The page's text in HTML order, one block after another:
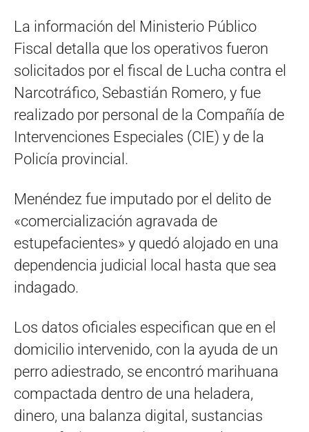
La información del Ministerio Público
Fiscal detalla que los operativos fueron
solicitados por el fiscal de Lucha contra el
Narcotráfico, Sebastián Romero, y fue
realizado por personal de la Compañía de
Intervenciones Especiales (CIE) y de la
Policía provincial.
Menéndez fue imputado por el delito de
«comercialización agravada de
estupefacientes» y quedó alojado en una
dependencia judicial local hasta que sea
indagado.
Los datos oficiales especifican que en el
domicilio intervenido, con la ayuda de un
perro adiestrado, se encontró marihuana
compactada dentro de una heladera,
dinero, una balanza digital, sustancias